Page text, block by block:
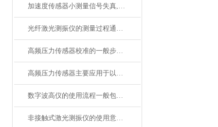
加速度传感器小测量信号失真,问题解决方法有了
光纤激光测振仪的测量过程通常包括以下步骤
高频压力传感器校准的一般步骤和方法
高频压力传感器主要应用于以下领域
数字波高仪的使用流程一般包括以下几个步骤
非接触式激光测振仪的使用意义与应用